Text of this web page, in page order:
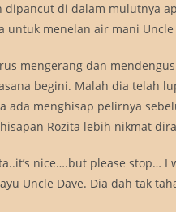
dipancut di dalam mulutnya
untuk menelan air mani Uncle
mengerang dan
begini. Malah dia telah
ada menghisap pelirnya
Rozita lebih nikmat
nice….but please stop… I
Uncle Dave. Dia dah tak